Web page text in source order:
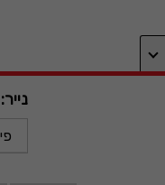
נייר: